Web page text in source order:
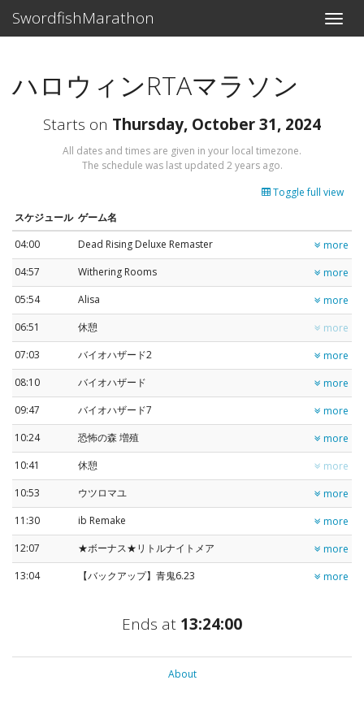
Toggle
SwordfishMarathon
ハロウィンRTAマラソン
Starts on Thursday, October 31, 2024
All dates and times are given in your local timezone.
The schedule was last updated 2 years ago.
Toggle full view
スケジュール ゲーム名
04:00
Dead Rising Deluxe Remaster
more
04:57
Withering Rooms
more
05:54
Alisa
more
06:51
休憩
more
07:03
バイオハザード2
more
08:10
バイオハザード
more
09:47
バイオハザード7
more
10:24
恐怖の森 増殖
more
10:41
休憩
more
10:53
ウツロマユ
more
11:30
ib Remake
more
12:07
★ボーナス★リトルナイトメア
more
13:04
【バックアップ】青鬼6.23 more
Ends at 13:24:00
About